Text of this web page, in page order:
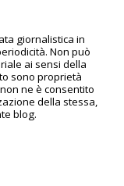
giornalistica in
Non può
ai sensi della
sono proprietà
ne è consentito
della stessa,
blog.